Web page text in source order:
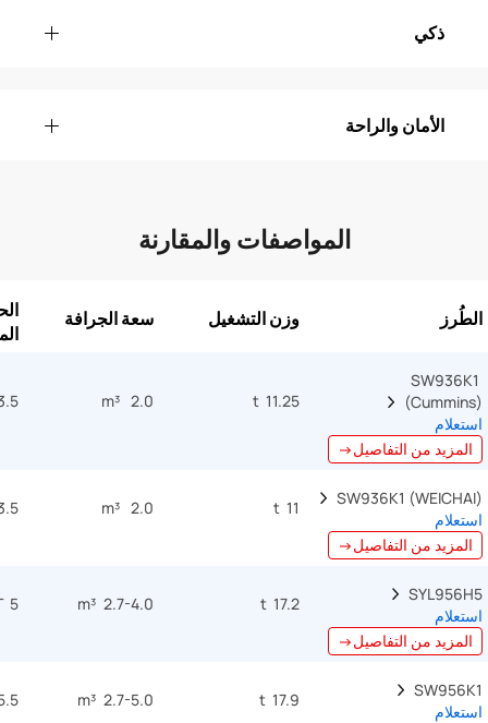
ذكي
الأمان والراحة
المواصفات والمقارنة
الطُرز وزن التشغيل سعة الجرافة
SW936K1
(Cummins)
استعلام
المزيد من التفاصيل→
11.25 t
2.0 m³
T
SW936K1 (WEICHAI)
استعلام
المزيد من التفاصيل→
11 t
2.0 m³
T
SYL956H5
استعلام
المزيد من التفاصيل→
17.2 t
2.7-4.0 m³
5 T
SW956K1
استعلام
17.9 t
2.7-5.0 m³
T